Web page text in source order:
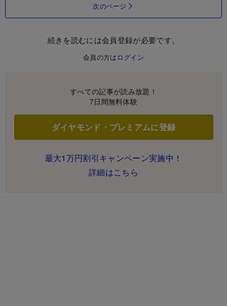
次のページ
続きを読むには会員登録が必要です。
会員の方は ログイン
すべての記事が読み放題！
7日間無料体験
ダイヤモンド・プレミアムに登録
最大1万円割引キャンペーン実施中！
詳細はこちら